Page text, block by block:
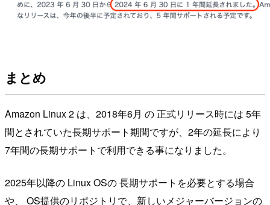
まとめ
Amazon Linux 2 は、2018年6月 の 正式リリース時には 5年
間とされていた長期サポート期間ですが、2年の延長により
7年間の長期サポートで利用できる事になりました。
2025年以降の Linux OSの 長期サポートを必要とする場合
や、 OS提供のリポジトリで、新しいメジャーバージョンの